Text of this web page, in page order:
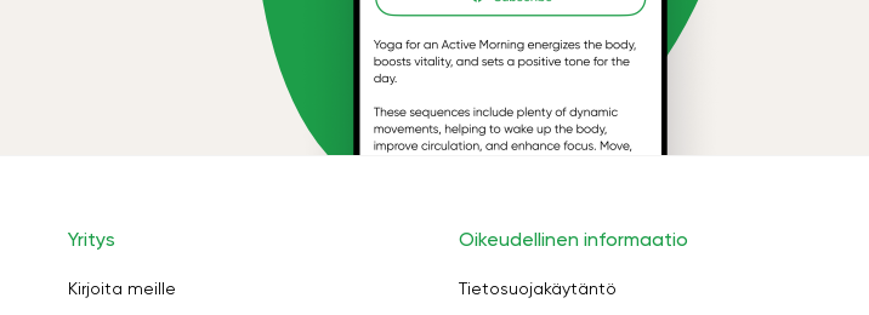
Yritys
Kirjoita meille
Oikeudellinen informaatio
Tietosuojakäytäntö